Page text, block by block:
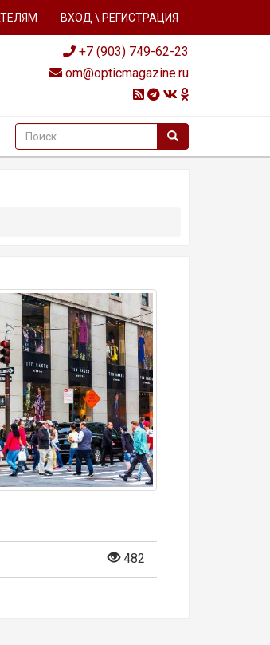
ВХОД \ РЕГИСТРАЦИЯ
+7 (903) 749-62-23
om@opticmagazine.ru
482